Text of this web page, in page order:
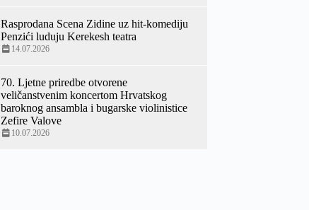
Rasprodana Scena Zidine uz hit-komediju
Penzići luduju Kerekesh teatra
14.07.2026
70. Ljetne priredbe otvorene
veličanstvenim koncertom Hrvatskog
baroknog ansambla i bugarske violinistice
Zefire Valove
10.07.2026